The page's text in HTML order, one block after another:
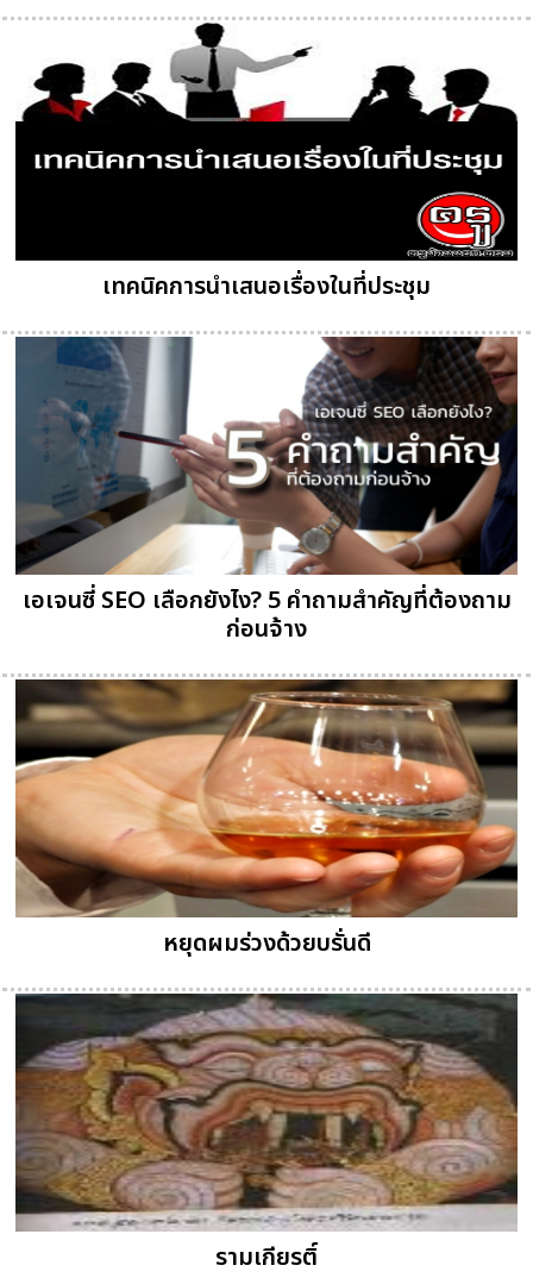
เทคนิคการนำเสนอเรื่องในที่ประชุม
เอเจนซี่ SEO เลือกยังไง? 5 คำถามสำคัญที่ต้องถาม
ก่อนจ้าง
หยุดผมร่วงด้วยบรั่นดี
รามเกียรติ์